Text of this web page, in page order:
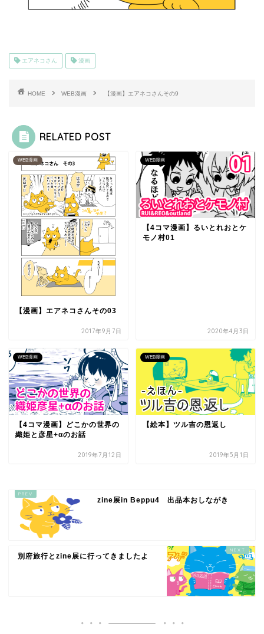
エアネコさん 漫画
HOME WEB漫画 【漫画】エアネコさんその9
RELATED POST
WEB漫画
【漫画】エアネコさんその03
2017年9月7日
WEB漫画
【4コマ漫画】るいとれおとケ
モノ村01
2020年4月3日
WEB漫画
【4コマ漫画】どこかの世界の
織姫と彦星+αのお話
2019年7月12日
WEB漫画
【絵本】ツル吉の恩返し
2019年5月1日
zine展in Beppu4 出品本おしながき
別府旅行とzine展に行ってきましたよ